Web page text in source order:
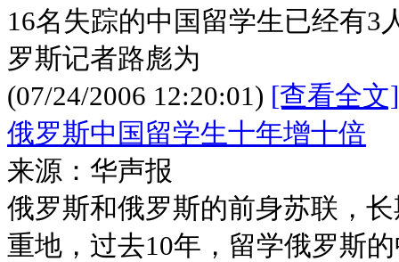
16名失踪的中国留学生已经有3
罗斯记者路彪为
(07/24/2006 12:20:01) [查看全文]
俄罗斯中国留学生十年增十倍
来源：华声报
俄罗斯和俄罗斯的前身苏联，
重地，过去10年，留学俄罗斯